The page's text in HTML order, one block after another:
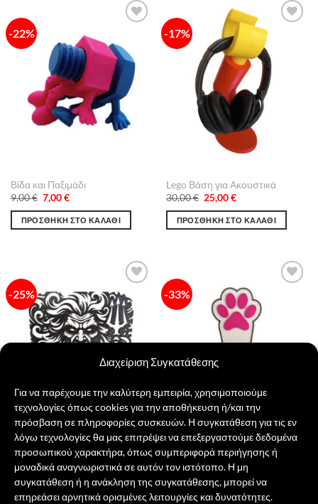
Διαχείριση Συγκατάθεσης
Για να παρέχουμε την καλύτερη εμπειρία, χρησιμοποιούμε
τεχνολογίες όπως cookies για την αποθήκευση ή/και την
πρόσβαση σε πληροφορίες συσκευών. Η συγκατάθεση για τις εν
λόγω τεχνολογίες θα μας επιτρέψει να επεξεργαστούμε δεδομένα
προσωπικού χαρακτήρα, όπως συμπεριφορά περιήγησης ή
μοναδικά αναγνωριστικά σε αυτόν τον ιστότοπο. Η μη
συγκατάθεση ή η ανάκληση της συγκατάθεσης, μπορεί να
επηρεάσει αρνητικά ορισμένες λειτουργίες και δυνατότητες.
-22%
στην λίστα
επιθυμιών
Βίδα και Παξιμάδι
9,00€ Original
price
was:
9,00 €.
7,00€Η
τιμή
είναι:
ΠΡΟΣΘΉΚΗ ΣΤΟ ΚΑΛΆΘΙ
-17%
Πρόσθήκη
στην λίστα
επιθυμιών
Lego Βάση για Ακουστικά
30,00€ Original
price
was:
30,00 €.
25,00€Η
τιμή
είναι:
ΠΡΟΣΘΉΚΗ ΣΤΟ ΚΑΛΆΘΙ
-25%
Πρόσθήκη
στην λίστα
επιθυμιών
Ποσειδώνας
20,00€ Original
price
20,00 €.
15,00€Η
τρέχουσα
τιμή
είναι:
15,00 €.
ΠΡΟΣΘΉΚΗ ΣΤΟ ΚΑΛΆΘΙ
-33%
στην λίστα
επιθυμιών
Διακοσμητικό Πατούσα Γάτας
6,00€ Original
price
6,00 €.
4,00€Η
τρέχουσα
τιμή
είναι:
4,00 €.
ΠΡΟΣΘΉΚΗ ΣΤΟ ΚΑΛΆΘΙ